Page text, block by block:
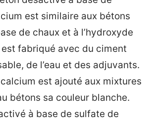
est similaire aux bétons
de chaux et à l’hydroxyde
fabriqué avec du ciment
de l’eau et des adjuvants.
est ajouté aux mixtures
bétons sa couleur blanche.
à base de sulfate de